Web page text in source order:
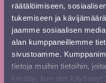
räätälöimiseen,
tukemiseen ja
jaamme sosiaalisen
alan kumppaneillemme
sivustoamme.
tietoja muihin tietoihin,
kerätty, kun olet käyttänyt
Tilaa Sinfonia
kausiesite
Tilaa
uutiskirje
footer FI
Etunimi*